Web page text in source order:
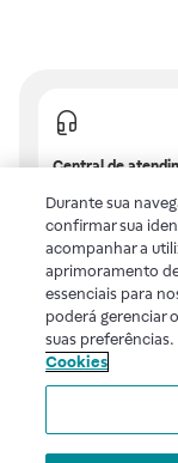
Central de
frequentes ou fale
gente.
Uma
Durante sua
confirmar sua
acompanhar a
aprimoramento
essenciais para
poderá gerenciar
suas preferências.
Cookies